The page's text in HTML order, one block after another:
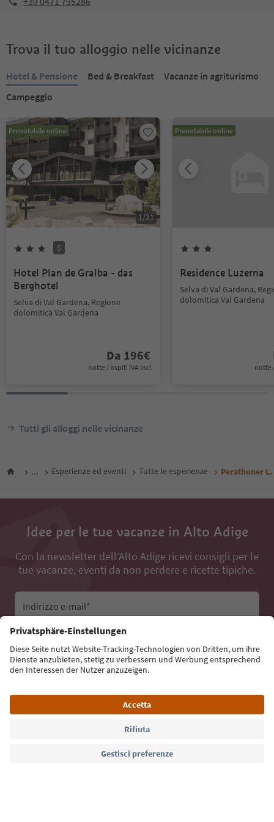
Trova il tuo alloggio nelle vicinanze
Hotel & Pensione Bed & Breakfast
Vacanze in agriturismo
Campeggio
Prenotabile online
1/31
S
Hotel Plan de Gralba - das
Berghotel
Selva di Val Gardena, Regione
dolomitica Val Gardena
Da 196€
notte / ospiti IVA incl.
Prenotabile online
Residence Luzerna
Selva di Val Gardena,
dolomitica Val Gardena
notte
Tutti gli alloggi nelle vicinanze
... Esperienze ed eventi Tutte le esperienze Perathoner
Idee per le tue vacanze in Alto Adige
Con la newsletter dell’Alto Adige ricevi consigli per le
tue vacanze, eventi da non perdere e ricette tipiche.
Indirizzo e-mail*
Iscriviti alla newsletter